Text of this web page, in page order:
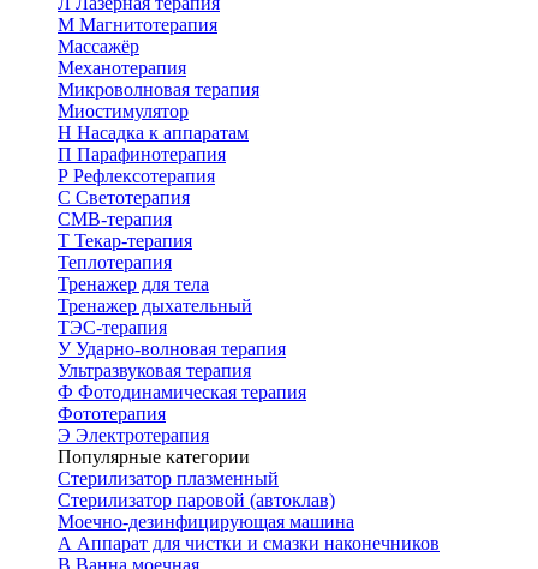
М Магнитотерапия
Массажёр
Механотерапия
Микроволновая терапия
Миостимулятор
Н Насадка к аппаратам
П Парафинотерапия
Р Рефлексотерапия
С Светотерапия
СМВ-терапия
Т Текар-терапия
Теплотерапия
Тренажер для тела
Тренажер дыхательный
ТЭС-терапия
УУдарно-волновая терапия
Ультразвуковая терапия
Ф Фотодинамическая терапия
Фототерапия
Э Электротерапия
Популярные категории
Стерилизатор плазменный
Стерилизатор паровой (автоклав)
Моечно-дезинфицирующая машина
А Аппарат для чистки и смазки наконечников
В Ванна моечная